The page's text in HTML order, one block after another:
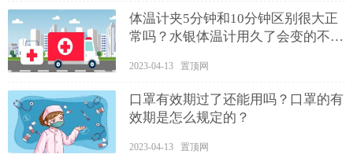
体温计夹5分钟和10分钟区别很大正
常吗？水银体温计用久了会变的不准
2023-04-13 置顶网
口罩有效期过了还能用吗？口罩的有
效期是怎么规定的？
2023-04-13 置顶网